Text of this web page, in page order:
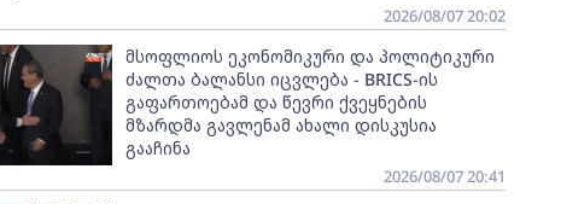
2026/08/07 20:02
მსოფლიოს ეკონომიკური და პოლიტიკური
ძალთა ბალანსი იცვლება - BRICS-ის
გაფართოებამ და წევრი ქვეყნების
მზარდმა გავლენამ ახალი დისკუსია
გააჩინა
2026/08/07 20:41